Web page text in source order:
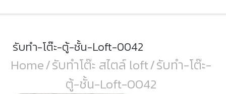
รับทำ-โต๊ะ-ตู้-ชั้น-Loft-0042
Home/รับทำโต๊ะ สไตล์ loft/รับทำ-โต๊ะ-
ตู้-ชั้น-Loft-0042